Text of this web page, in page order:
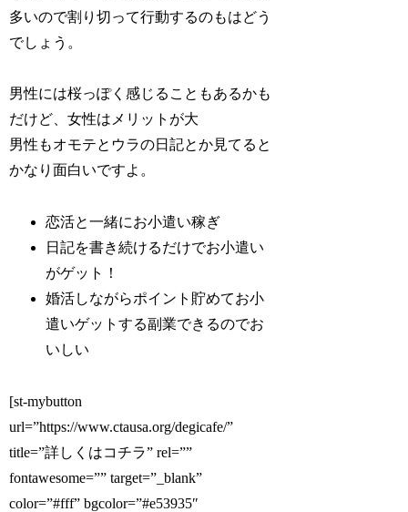
多いので割り切って行動するのもはどう
でしょう。
男性には桜っぽく感じることもあるかも
だけど、女性はメリットが大
男性もオモテとウラの日記とか見てると
かなり面白いですよ。
恋活と一緒にお小遣い稼ぎ
日記を書き続けるだけでお小遣い
がゲット！
婚活しながらポイント貯めてお小
遣いゲットする副業できるのでお
いしい
[st-mybutton
url=”https://www.ctausa.org/degicafe/”
title=”詳しくはコチラ” rel=””
fontawesome=”” target=”_blank”
color=”#fff” bgcolor=”#e53935″